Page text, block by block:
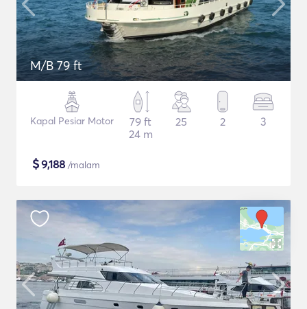
M/B 79 ft
Kapal Pesiar Motor
79 ft
24 m
25 2 3
$9,188 /malam